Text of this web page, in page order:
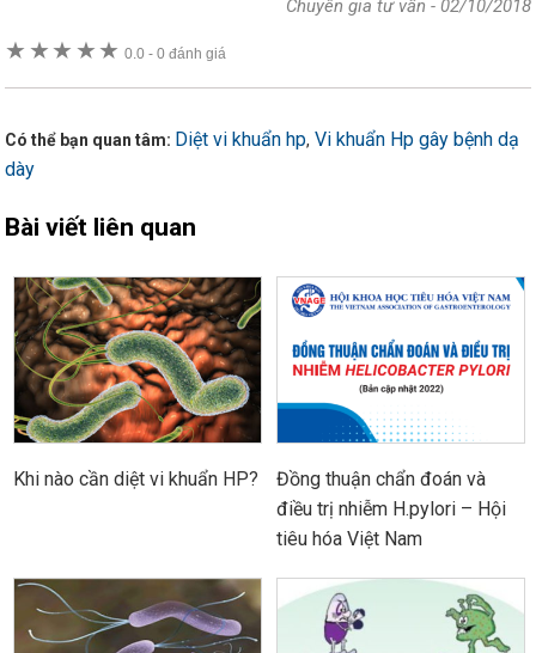
Chuyên gia tư vấn - 02/10/2018
★ ★ ★ ★ ★ 0.0 -0 đánh giá
Có thể bạn quan tâm: Diệt vi khuẩn hp,Vi khuẩn Hp gây bệnh dạ
dày
Bài viết liên quan
Khi nào cần diệt vi khuẩn HP?
Đồng thuận chẩn đoán và
điều trị nhiễm H.pylori – Hội
tiêu hóa Việt Nam